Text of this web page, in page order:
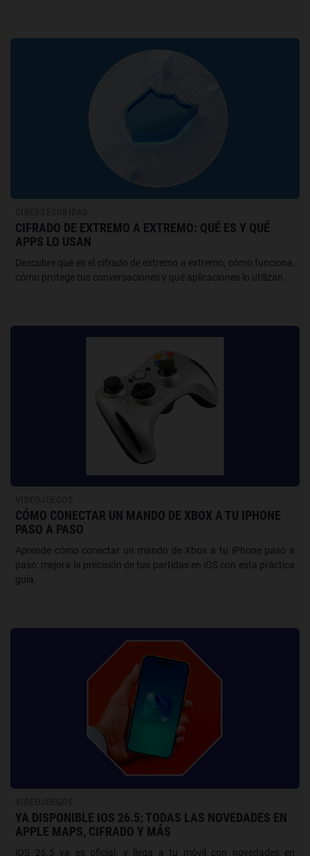
CIFRADO DE EXTREMO A EXTREMO: QUÉ ES Y QUÉ
APPS LO USAN
Descubre qué es el cifrado de extremo a extremo, cómo funciona,
cómo protege tus conversaciones y qué aplicaciones lo utilizan.
CÓMO CONECTAR UN MANDO DE XBOX A TU IPHONE
PASO A PASO
Aprende cómo conectar un mando de Xbox a tu iPhone paso a
paso: mejora la precisión de tus partidas en iOS con esta práctica
guía.
YA DISPONIBLE IOS 26.5: TODAS LAS NOVEDADES EN
APPLE MAPS, CIFRADO Y MÁS
iOS 26.5 ya es oficial, y llega a tu móvil con novedades en